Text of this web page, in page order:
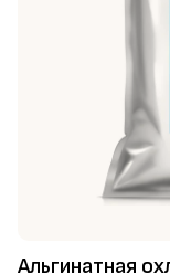
Альгинатная